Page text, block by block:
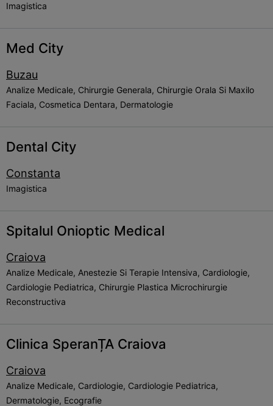
Imagistica
Med City
Buzau
Analize Medicale, Chirurgie Generala, Chirurgie Orala Si Maxilo
Faciala, Cosmetica Dentara, Dermatologie
Dental City
Constanta
Imagistica
Spitalul Onioptic Medical
Craiova
Analize Medicale, Anestezie Si Terapie Intensiva, Cardiologie,
Cardiologie Pediatrica, Chirurgie Plastica Microchirurgie
Reconstructiva
Clinica SperanȚA Craiova
Craiova
Analize Medicale, Cardiologie, Cardiologie Pediatrica,
Dermatologie, Ecografie